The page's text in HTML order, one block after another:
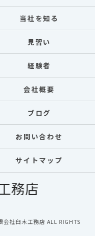
当社を知る
見習い
経験者
会社概要
ブログ
お問い合わせ
サイトマップ
社臼木工務店 ALL RIGHTS